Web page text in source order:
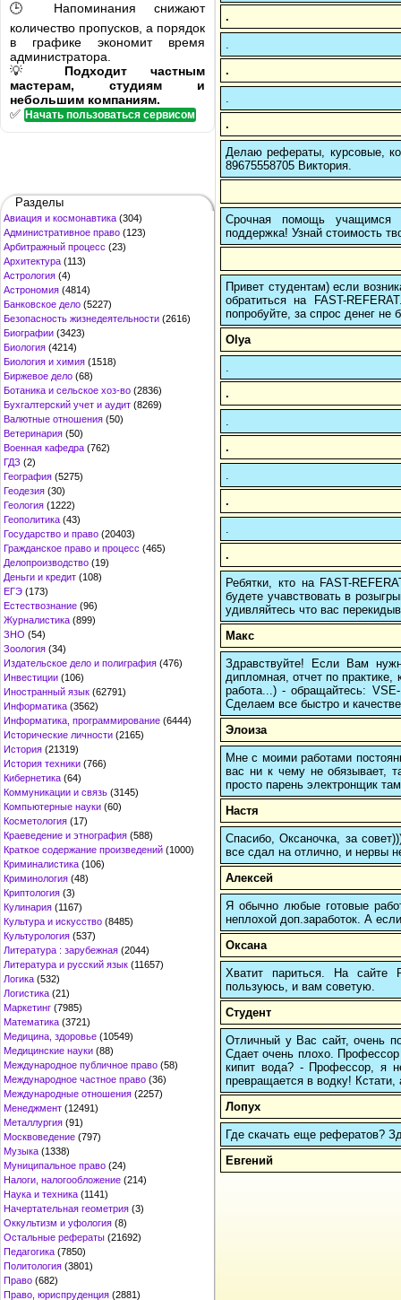
🕒 Напоминания снижают
количество пропусков, а порядок
в графике экономит время
администратора.
💡 Подходит частным
мастерам, студиям и
небольшим компаниям.
✅ Начать пользоваться сервисом
Разделы
Авиация и космонавтика (304)
Административное право (123)
Арбитражный процесс (23)
Архитектура (113)
Астрология (4)
Астрономия (4814)
Банковское дело (5227)
Безопасность жизнедеятельности (2616)
Биографии (3423)
Биология (4214)
Биология и химия (1518)
Биржевое дело (68)
Ботаника и сельское хоз-во (2836)
Бухгалтерский учет и аудит (8269)
Валютные отношения (50)
Ветеринария (50)
Военная кафедра (762)
ГДЗ (2)
География (5275)
Геодезия (30)
Геология (1222)
Геополитика (43)
Государство и право (20403)
Гражданское право и процесс (465)
Делопроизводство (19)
Деньги и кредит (108)
ЕГЭ (173)
Естествознание (96)
Журналистика (899)
ЗНО (54)
Зоология (34)
Издательское дело и полиграфия (476)
Инвестиции (106)
Иностранный язык (62791)
Информатика (3562)
Информатика, программирование (6444)
Исторические личности (2165)
История (21319)
История техники (766)
Кибернетика (64)
Коммуникации и связь (3145)
Компьютерные науки (60)
Косметология (17)
Краеведение и этнография (588)
Краткое содержание произведений (1000)
Криминалистика (106)
Криминология (48)
Криптология (3)
Кулинария (1167)
Культура и искусство (8485)
Культурология (537)
Литература : зарубежная (2044)
Литература и русский язык (11657)
Логика (532)
Логистика (21)
Маркетинг (7985)
Математика (3721)
Медицина, здоровье (10549)
Медицинские науки (88)
Международное публичное право (58)
Международное частное право (36)
Международные отношения (2257)
Менеджмент (12491)
Металлургия (91)
Москвоведение (797)
Музыка (1338)
Муниципальное право (24)
Налоги, налогообложение (214)
Наука и техника (1141)
Начертательная геометрия (3)
Оккультизм и уфология (8)
Остальные рефераты (21692)
Педагогика (7850)
Политология (3801)
Право (682)
Право, юриспруденция (2881)
.
.
.
Делаю рефераты, курсовые,
89675558705 Виктория.
Срочная помощь учащимся в
поддержка! Узнай стоимость
Привет студентам) если
обратиться на FAST-
попробуйте, за спрос денег не
Olya
.
.
.
.
Ребятки, кто на FAST-
будете учавствовать в
удивляйтесь что вас
Макс
Здравствуйте! Если Вам
дипломная, отчет по
работа...) - обращайтесь:
Сделаем все быстро и
Элоиза
Мне с моими работами
вас ни к чему не обязывает,
просто парень электронщик
Настя
Спасибо, Оксаночка, за
все сдал на отлично, и нервы
Алексей
Я обычно любые готовые
неплохой доп.заработок. А
Оксана
Хватит париться. На
пользуюсь, и вам советую.
Студент
Отличный у Вас сайт, очень
Сдает очень плохо. Профессор
кипит вода? - Профессор, я
превращается в водку! Кстати,
Лопух
Где скачать еще рефератов?
Евгений